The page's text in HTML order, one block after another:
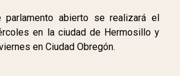
parlamento abierto se realizará el
en la ciudad de Hermosillo y
en Ciudad Obregón.